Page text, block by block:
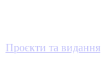
Проєкти та видання